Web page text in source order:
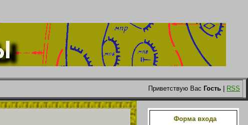
Приветствую Вас Гость RSS
Форма входа